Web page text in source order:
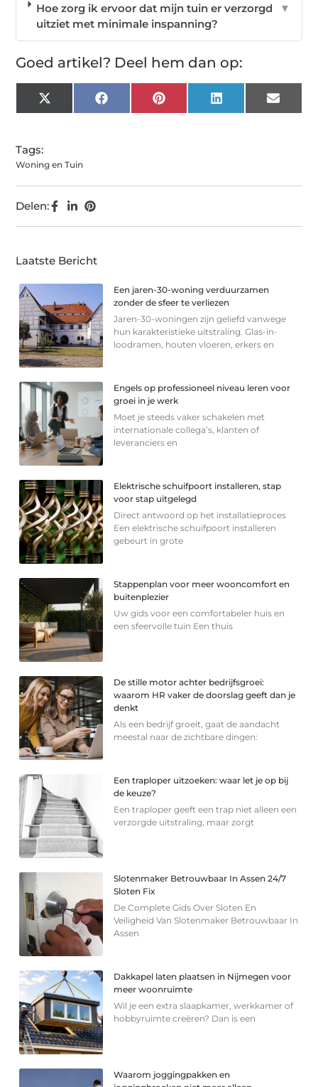
Hoe zorg ik ervoor dat mijn tuin er verzorgd
uitziet met minimale inspanning?
▼
Goed artikel? Deel hem dan op:
X
(Twitter)
Facebook Pinterest LinkedIn Email
Tags:
Woning en Tuin
Delen:
Laatste Bericht
Een jaren-30-woning verduurzamen
zonder de sfeer te verliezen
Jaren-30-woningen zijn geliefd vanwege
hun karakteristieke uitstraling. Glas-in-
loodramen, houten vloeren, erkers en
Engels op professioneel niveau leren voor
groei in je werk
Moet je steeds vaker schakelen met
internationale collega’s, klanten of
leveranciers en
Elektrische schuifpoort installeren, stap
voor stap uitgelegd
Direct antwoord op het installatieproces
Een elektrische schuifpoort installeren
gebeurt in grote
Stappenplan voor meer wooncomfort en
buitenplezier
Uw gids voor een comfortabeler huis en
een sfeervolle tuin Een thuis
De stille motor achter bedrijfsgroei:
waarom HR vaker de doorslag geeft dan je
denkt
Als een bedrijf groeit, gaat de aandacht
meestal naar de zichtbare dingen:
Een traploper uitzoeken: waar let je op bij
de keuze?
Een traploper geeft een trap niet alleen een
verzorgde uitstraling, maar zorgt
Slotenmaker Betrouwbaar In Assen 24/7
Sloten Fix
De Complete Gids Over Sloten En
Veiligheid Van Slotenmaker Betrouwbaar In
Assen
Dakkapel laten plaatsen in Nijmegen voor
meer woonruimte
Wil je een extra slaapkamer, werkkamer of
hobbyruimte creëren? Dan is een
Waarom joggingpakken en